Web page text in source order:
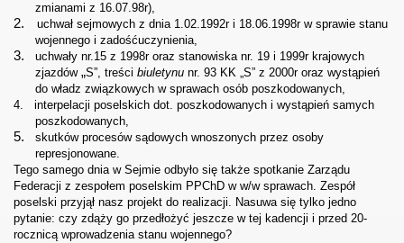
zmianami z 16.07.98r),
2. uchwał sejmowych z dnia 1.02.1992r i 18.06.1998r w sprawie stanu
wojennego i zadośćuczynienia,
3.
uchwały nr.15 z 1998r oraz stanowiska nr. 19 i 1999r krajowych
zjazdów„S”, treści biuletynu nr. 93 KK „S” z 2000r oraz wystąpień
do władz związkowych w sprawach osób poszkodowanych,
4.
interpelacji poselskich dot. poszkodowanych i wystąpień samych
poszkodowanych,
5.
skutków procesów sądowych wnoszonych przez osoby
represjonowane.
Tego samego dnia w Sejmie odbyło się także spotkanie Zarządu
Federacji z zespołem poselskim PPChD w w/w sprawach. Zespół
poselski przyjął nasz projekt do realizacji. Nasuwa się tylko jedno
pytanie: czy zdąży go przedłożyć jeszcze w tej kadencji i przed 20-
rocznicą wprowadzenia stanu wojennego?